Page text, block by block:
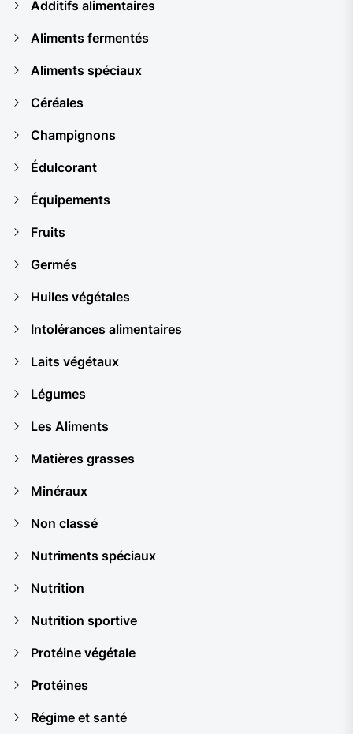
Additifs alimentaires
Aliments fermentés
Aliments spéciaux
Céréales
Champignons
Édulcorant
Équipements
Fruits
Germés
Huiles végétales
Intolérances alimentaires
Laits végétaux
Légumes
Les Aliments
Matières grasses
Minéraux
Non classé
Nutriments spéciaux
Nutrition
Nutrition sportive
Protéine végétale
Protéines
Régime et santé